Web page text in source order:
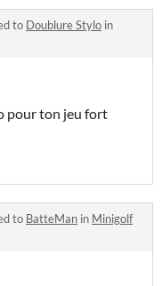
to Doublure Stylo in
pour ton jeu fort
to BatteMan in Minigolf